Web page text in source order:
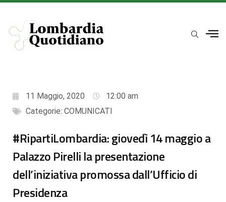
11 Maggio, 2020
12:00 am
Categorie: COMUNICATI
#RipartiLombardia: giovedì 14 maggio a
Palazzo Pirelli la presentazione
dell’iniziativa promossa dall’Ufficio di
Presidenza